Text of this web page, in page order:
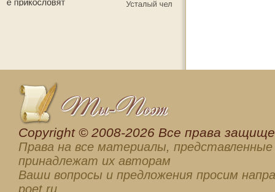
Сopyright © 2008-2026 Все права
Права на все материалы, представленные
принадлежат их авторам
Ваши вопросы и предложения просим
poet.ru